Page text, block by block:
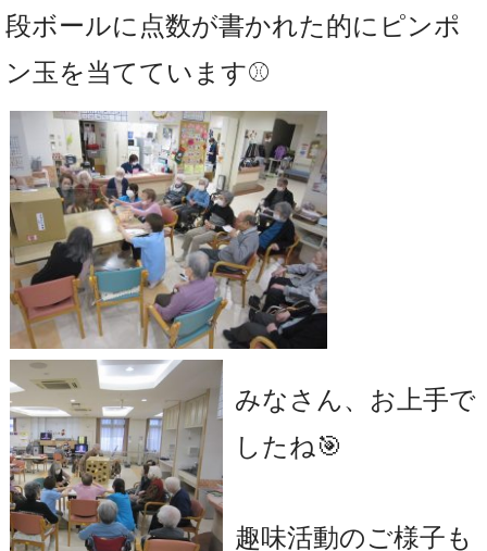
段ボールに点数が書かれた的にピンポ
ン玉を当てています⚾
みなさん、お上手で
したね🎯
趣味活動のご様子も